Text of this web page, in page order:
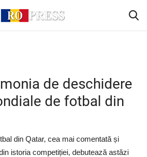
de deschidere
de fotbal din
din Qatar, cea mai comentată și
istoria competiției, debutează astăzi